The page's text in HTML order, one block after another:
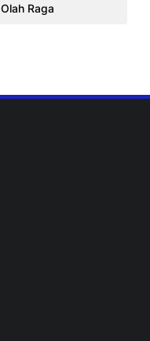
Olah Raga